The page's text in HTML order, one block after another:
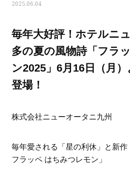
ス学」
2025.06.04
毎年大好評！ホテルニ
多の夏の風物詩「フラ
ン2025」6月16日（月
登場！
株式会社ニューオータニ九州
毎年愛される「星の利休」と新作
フラッペ はちみつレモン」